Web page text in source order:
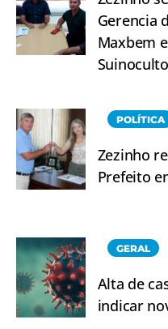
Gerencia
Maxbem
POLÍTICA
Zezinho
Prefeito
GERAL
Alta de
indicar